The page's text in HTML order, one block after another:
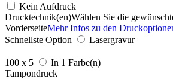
Kein Aufdruck
Drucktechnik(en)Wählen Sie die
VorderseiteMehr Infos zu den
Schnellste Option
Lasergravur
100 x 5
In 1 Farbe(n)
Tampondruck